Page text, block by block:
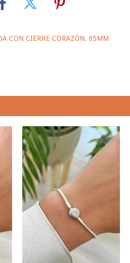
CON CIERRE CORAZÓN. 65MM